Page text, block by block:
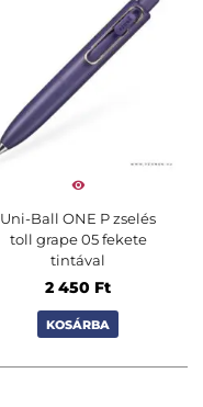
Uni-Ball ONE P zselés
toll grape 05 fekete
tintával
2 450 Ft
KOSÁRBA